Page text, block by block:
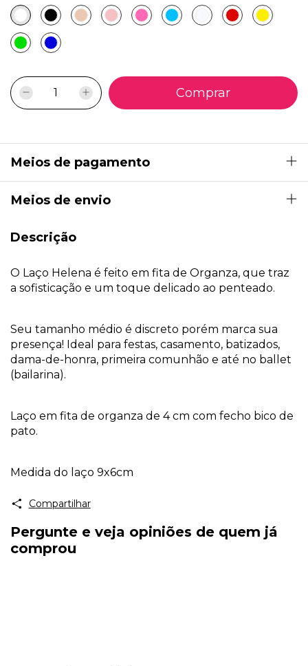
Meios de pagamento
Meios de envio
Descrição
O Laço Helena é feito em fita de Organza, que traz
a sofisticação e um toque delicado ao penteado.
Seu tamanho médio é discreto porém marca sua
presença! Ideal para festas, casamento, batizados,
dama-de-honra, primeira comunhão e até no ballet
(bailarina).
Laço em fita de organza de 4 cm com fecho bico de
pato.
Medida do laço 9x6cm
Compartilhar
Pergunte e veja opiniões de quem já
comprou